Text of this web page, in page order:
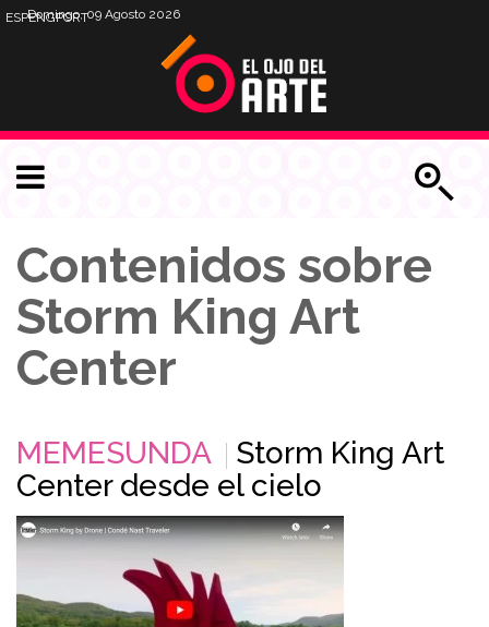
Domingo, 09 Agosto 2026
ESPENGPORT
Contenidos sobre
Storm King Art
Center
MEMESUNDA
Storm King Art
Center desde el cielo